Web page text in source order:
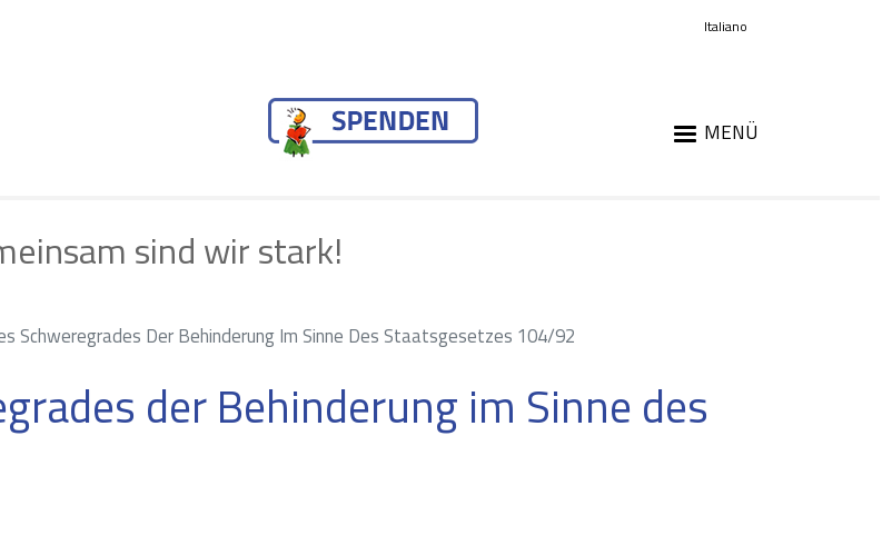
Italiano
MENÜ
sind wir stark!
Schweregrades Der Behinderung Im Sinne Des Staatsgesetzes 104/92
der Behinderung im Sinne des